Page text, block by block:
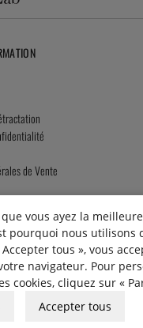
de Vente
2026 KitchenLab AB
vous ayez la
pourquoi nous utilisons
tous », vous
navigateur. Pour
cookies, cliquez sur «
Accepter tous